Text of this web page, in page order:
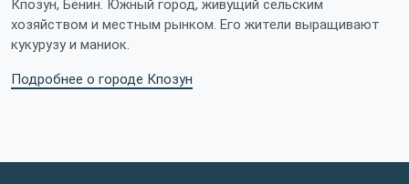
Кпозун, Бенин. Южный город, живущий сельским
хозяйством и местным рынком. Его жители выращивают
кукурузу и маниок.
Подробнее о городе Кпозун